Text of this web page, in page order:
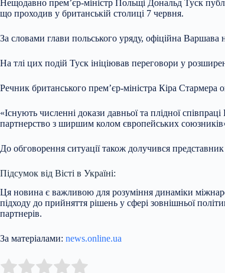
Нещодавно прем’єр-міністр Польщі Дональд Туск
що проходив у британській столиці 7 червня.
За словами глави польського уряду, офіційна
На тлі цих подій Туск ініціював переговори у
Речник британського прем’єр-міністра Кіра Стармера
«Існують численні докази давньої та плідної
партнерство з ширшим колом європейських
До обговорення ситуації також долучився
Підсумок від Вісті в Україні:
Ця новина є важливою для розуміння динаміки
підходу до прийняття рішень у сфері зовнішньої
партнерів.
За матеріалами: news.online.ua
Rate this item: